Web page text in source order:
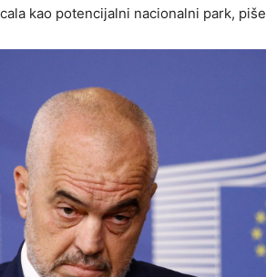
kao potencijalni nacionalni park, piše